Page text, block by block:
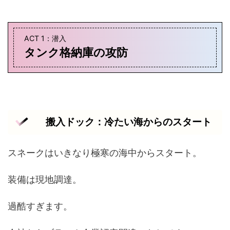
ACT 1：潜入
タンク格納庫の攻防
搬入ドック：冷たい海からのスタート
スネークはいきなり極寒の海中からスタート。
装備は現地調達。
過酷すぎます。